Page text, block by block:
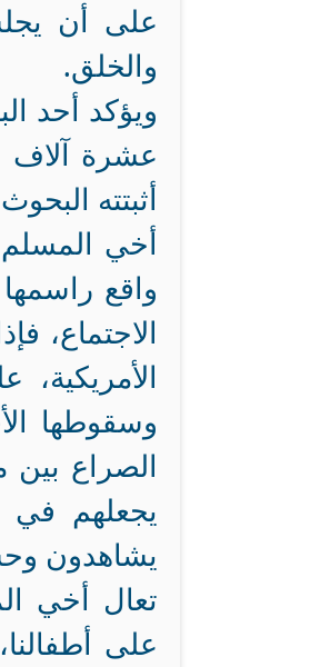
على أن
والخلق.
ويؤكد أحد
عشرة آلاف
أثبتته
أخي
واقع
وسقوطها
الصراع
يجعلهم في
يشاهدون
تعال أخي
على